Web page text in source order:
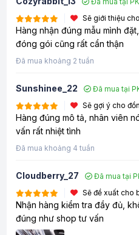
Sẽ giới thiệu
Hàng nhận đúng mẫu mình
đóng gói cũng rất cẩn thận
Đã mua khoảng 2 tuần
Sunshinee_22
Đã mua tại
Sẽ gợi ý cho
Hàng đúng mô tả, nhân viên
vấn rất nhiệt tình
Đã mua khoảng 4 tuần
Cloudberry_27
Đã mua tại
Sẽ đề xuất cho
Nhận hàng kiểm tra đầy đủ,
đúng như shop tư vấn